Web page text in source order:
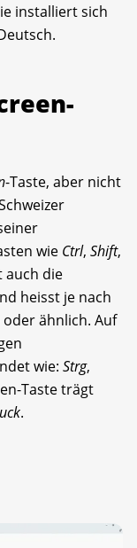
installiert sich
-Taste, aber nicht
wie Ctrl, Shift,
auch die
heisst je nach
oder ähnlich. Auf
wie: Strg,
Taste trägt
.